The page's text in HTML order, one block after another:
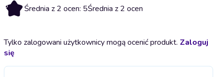
5 Średnia z 2 ocen: 5Średnia z 2 ocen
Tylko zalogowani użytkownicy mogą ocenić produkt. Zaloguj
się